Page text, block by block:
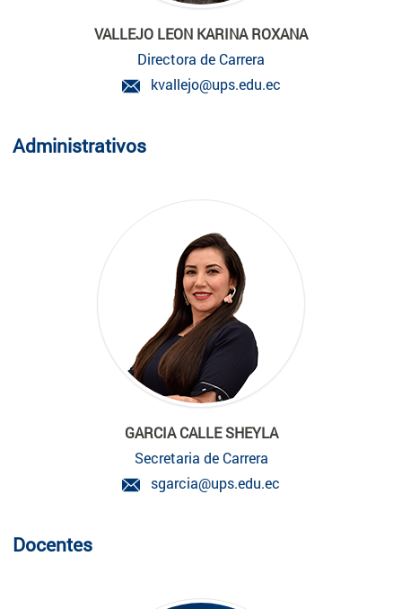
VALLEJO LEON KARINA ROXANA
Directora de Carrera
kvallejo@ups.edu.ec
Administrativos
GARCIA CALLE SHEYLA
Secretaria de Carrera
sgarcia@ups.edu.ec
Docentes